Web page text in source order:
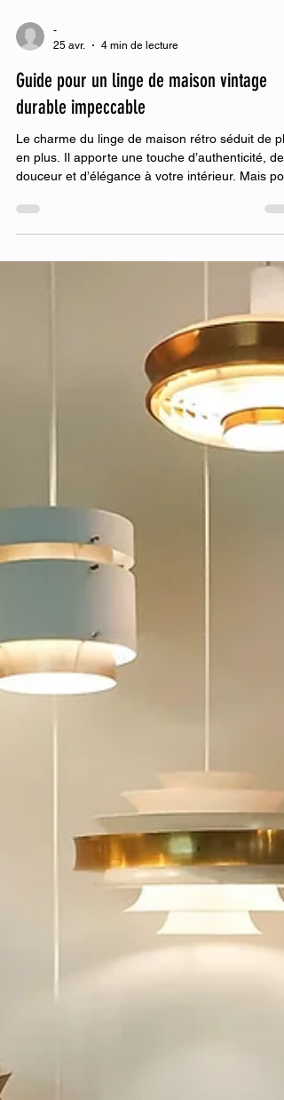
25 avr.
4 min de lecture
Guide pour un linge de maison vintage
durable impeccable
Le charme du linge de maison rétro séduit de
douceur et d’élégance à votre intérieur. Mais
que ce linge garde toute sa splendeur, il faut
accompagne pas à pas pour préserver la beauté
style unique. Pourquoi choisir un linge de maison
vintage durable ? Le linge de maison vintage d